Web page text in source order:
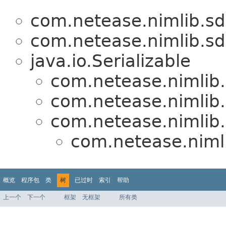
java.io.Serializable
概览 程序包 类 树 已过时 索引 帮助
上一个 下一个 框架 无框架 所有类